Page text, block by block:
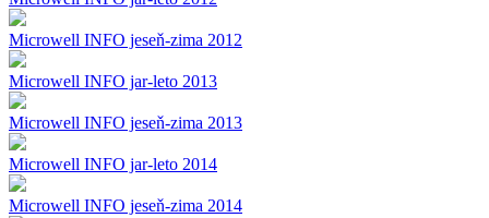
Microwell INFO jeseň-zima 2012
Microwell INFO jar-leto 2013
Microwell INFO jeseň-zima 2013
Microwell INFO jar-leto 2014
Microwell INFO jeseň-zima 2014